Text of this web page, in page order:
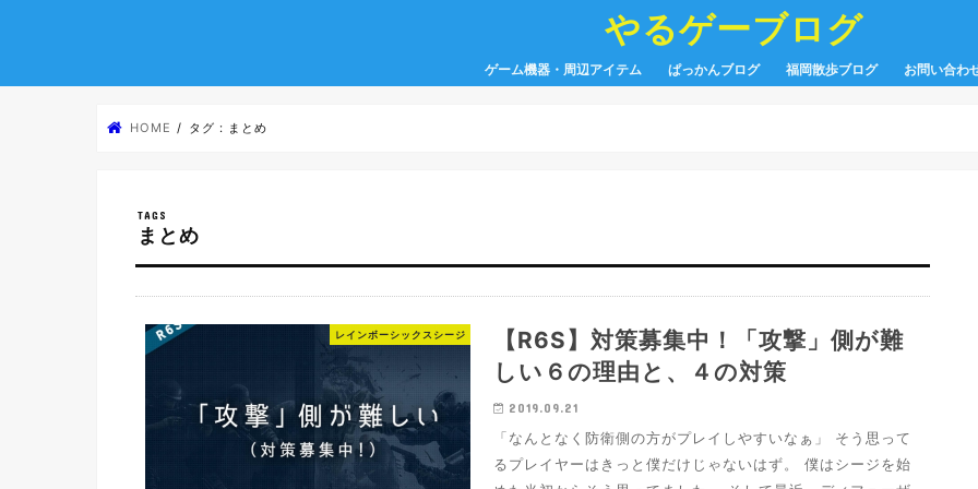
やるゲーブログ
ゲーム機器・周辺アイテム ぱっかんブログ 福岡散歩ブログ お問い合わ
HOME タグ : まとめ
まとめ
レインボーシックスシージ
【R6S】対策募集中！「攻撃」側が難
しい６の理由と、４の対策
2019.09.21
「なんとなく防衛側の方がプレイしやすいなぁ」 そう思って
るプレイヤーはきっと僕だけじゃないはず。 僕はシージを始